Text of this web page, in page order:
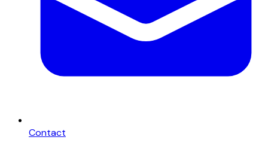
Contact